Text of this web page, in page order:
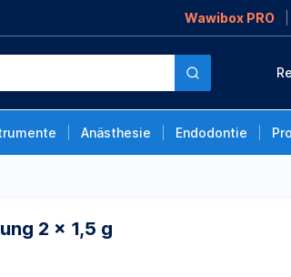
Wawibox PRO
Anästhesie Endodontie
2 x 1,5 g